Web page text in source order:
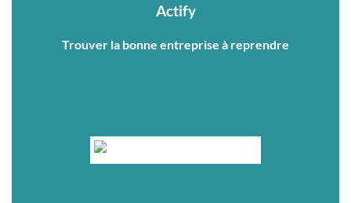
Actify
Trouver la bonne entreprise à reprendre